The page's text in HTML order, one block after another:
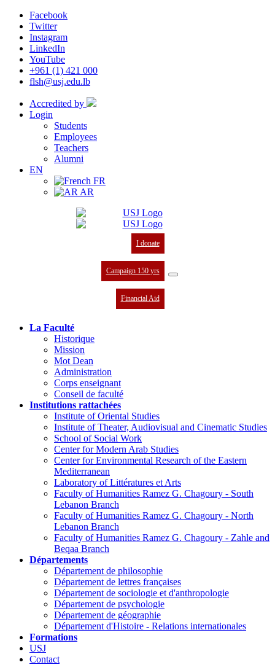
Facebook
Twitter
Instagram
LinkedIn
YouTube
+961 (1) 421 000
flsh@usj.edu.lb
Accredited by
Login
Students
Employees
Teachers
Alumni
EN
FR
AR
I donate
Campaign 150 yrs
Financial Aid
La Faculté
Historique
Mission
Mot Dean
Administration
Corps enseignant
Conseil de faculté
Institutions rattachées
Institute of Oriental Studies
Institute of Theater, Audiovisual and Cinematic Studies
School of Social Work
Center for Modern Arab Studies
Center for Environmental Research of the Eastern
Mediterranean
Laboratory of Littératures et Arts
Faculty of Humanities Ramez G. Chagoury - South
Lebanon Branch
Faculty of Humanities Ramez G. Chagoury - North
Lebanon Branch
Faculty of Humanities Ramez G. Chagoury - Zahle and
Beqaa Branch
Départements
Département de philosophie
Département de lettres françaises
Département de sociologie et d'anthropologie
Département de psychologie
Département de géographie
Département d'Histoire - Relations internationales
Formations
USJ
Contact